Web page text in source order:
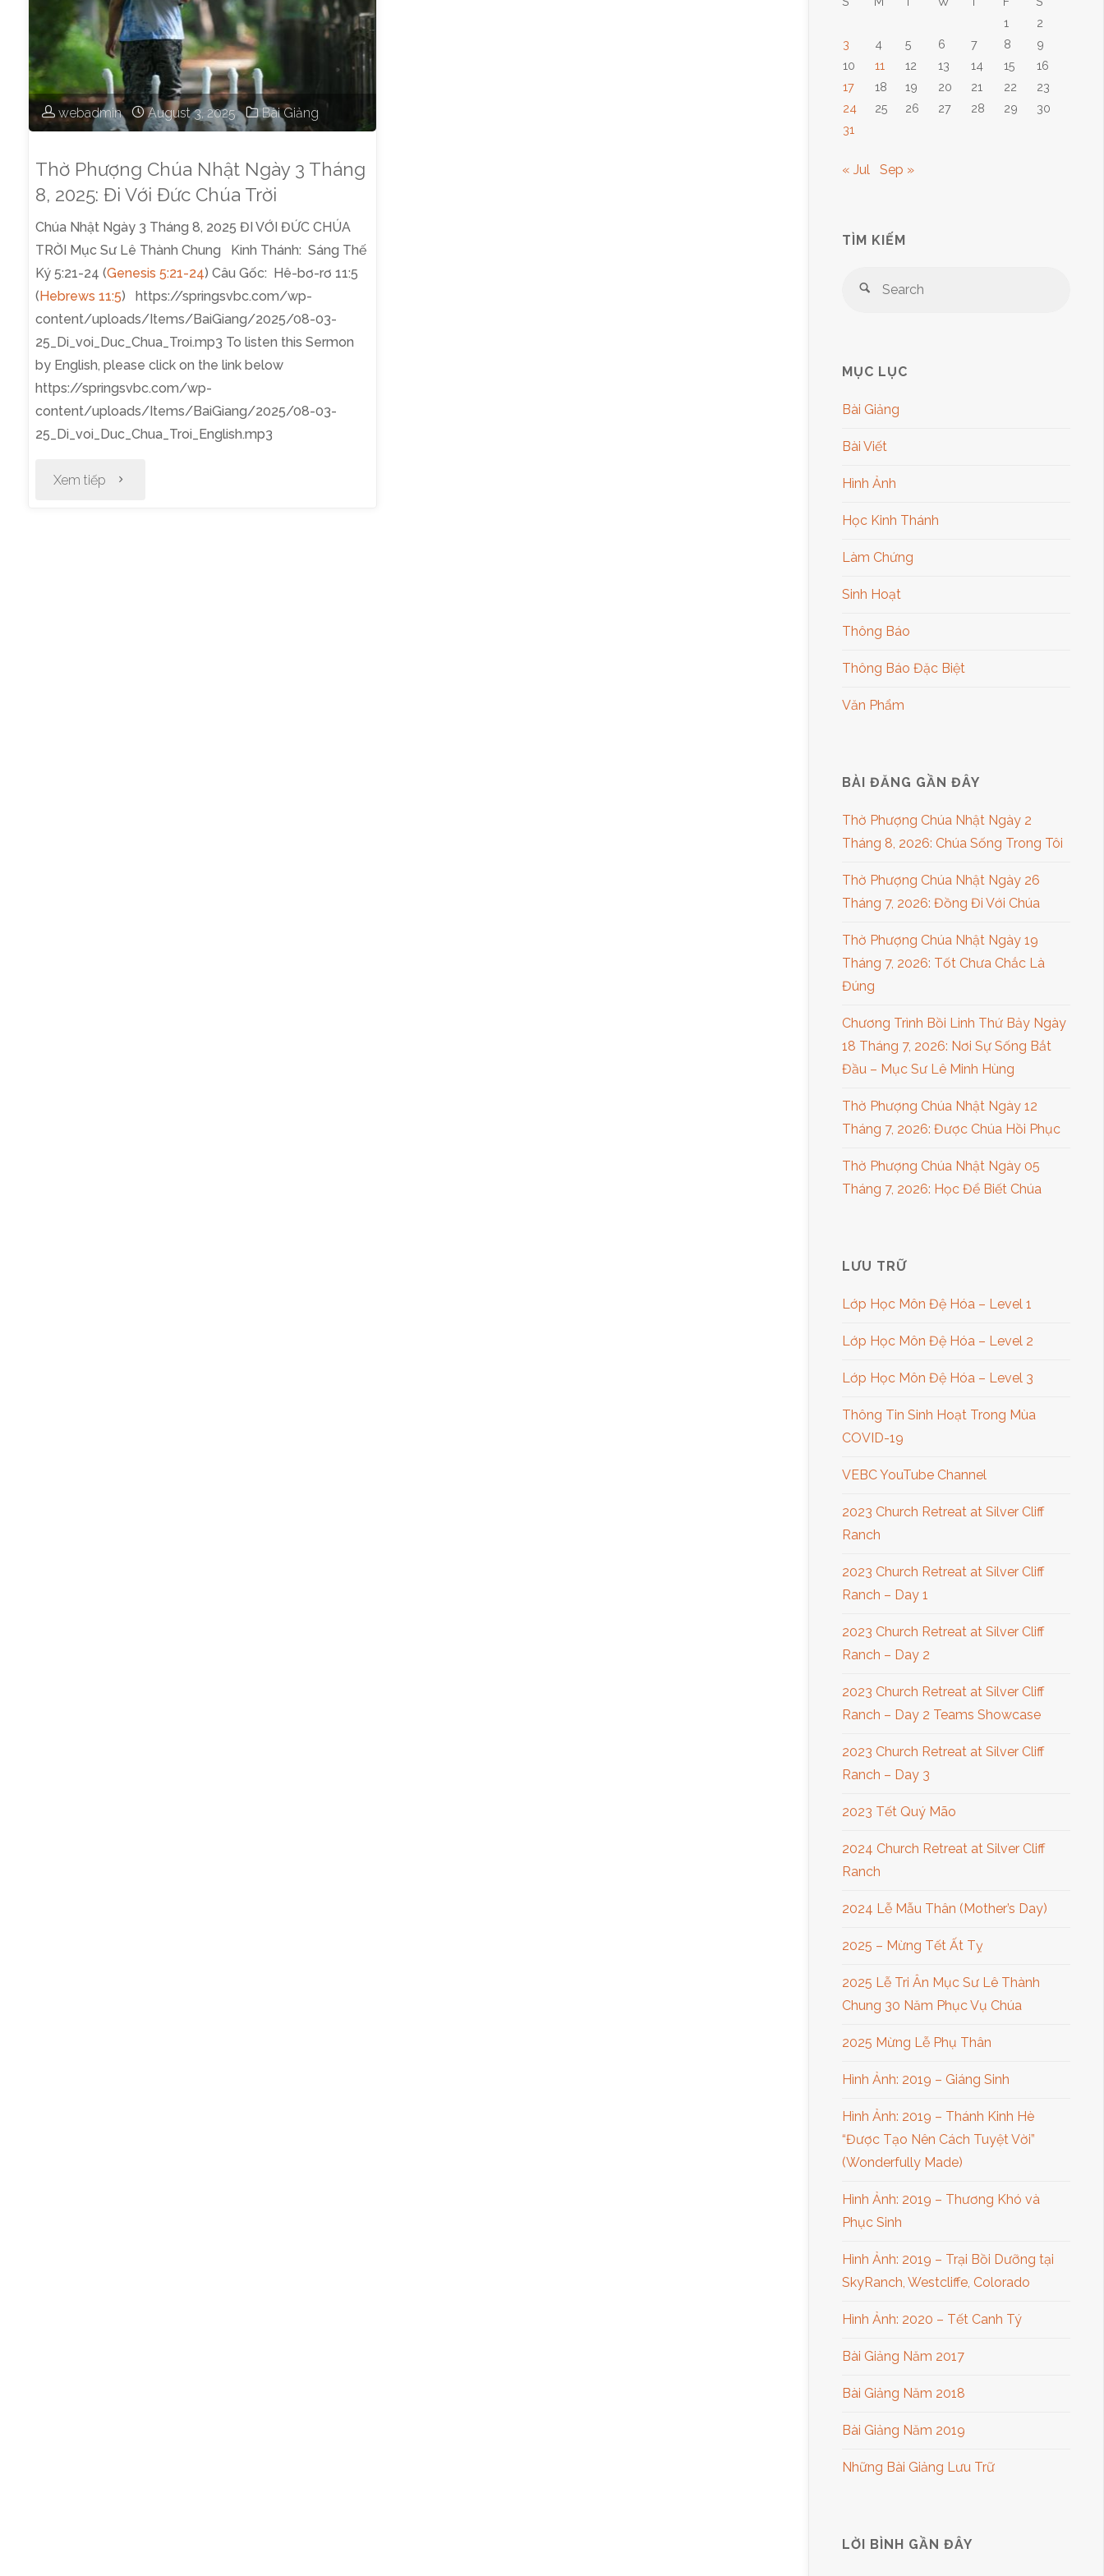
webadmin August 3, 2025 Bài Giảng
Thờ Phượng Chúa Nhật Ngày 3 Tháng
8, 2025: Đi Với Đức Chúa Trời
Chúa Nhật Ngày 3 Tháng 8, 2025 ĐI VỚI ĐỨC CHÚA
TRỜI Mục Sư Lê Thành Chung Kinh Thánh: Sáng Thế
Ký 5:21-24 (Genesis 5:21-24) Câu Gốc: Hê-bơ-rơ 11:5
( Hebrews 11:5) https://springsvbc.com/wp-
content/uploads/Items/BaiGiang/2025/08-03-
25_Di_voi_Duc_Chua_Troi.mp3 To listen this Sermon
by English, please click on the link below
https://springsvbc.com/wp-
content/uploads/Items/BaiGiang/2025/08-03-
25_Di_voi_Duc_Chua_Troi_English.mp3
Xem tiếp "Thờ
1
2
3
4 5 6 7 8
9
10
11 12 13 14 15
16
17
18 19 20 21 22
23
24
25 26 27 28 29
30
31
« Jul Sep »
TÌM KIẾM
Search
MỤC LỤC
Bài Giảng
Bài Viết
Hình Ảnh
Học Kinh Thánh
Làm Chứng
Sinh Hoạt
Thông Báo
Thông Báo Đặc Biệt
Văn Phẩm
BÀI ĐĂNG GẦN ĐÂY
Thờ Phượng Chúa Nhật Ngày 2
Tháng 8, 2026: Chúa Sống Trong Tôi
Thờ Phượng Chúa Nhật Ngày 26
Tháng 7, 2026: Đồng Đi Với Chúa
Thờ Phượng Chúa Nhật Ngày 19
Tháng 7, 2026: Tốt Chưa Chắc Là
Đúng
Chương Trình Bồi Linh Thứ Bảy Ngày
18 Tháng 7, 2026: Nơi Sự Sống Bắt
Đầu – Mục Sư Lê Minh Hùng
Thờ Phượng Chúa Nhật Ngày 12
Tháng 7, 2026: Được Chúa Hồi Phục
Thờ Phượng Chúa Nhật Ngày 05
Tháng 7, 2026: Học Để Biết Chúa
LƯU TRỮ
Lớp Học Môn Đệ Hóa – Level 1
Lớp Học Môn Đệ Hóa – Level 2
Lớp Học Môn Đệ Hóa – Level 3
Thông Tin Sinh Hoạt Trong Mùa
COVID-19
VEBC YouTube Channel
2023 Church Retreat at Silver Cliff
Ranch
2023 Church Retreat at Silver Cliff
Ranch – Day 1
2023 Church Retreat at Silver Cliff
Ranch – Day 2
2023 Church Retreat at Silver Cliff
Ranch – Day 2 Teams Showcase
2023 Church Retreat at Silver Cliff
Ranch – Day 3
2023 Tết Quý Mão
2024 Church Retreat at Silver Cliff
Ranch
2024 Lễ Mẫu Thân (Mother’s Day)
2025 – Mừng Tết Ất Tỵ
2025 Lễ Tri Ân Mục Sư Lê Thành
Chung 30 Năm Phục Vụ Chúa
2025 Mừng Lễ Phụ Thân
Hình Ảnh: 2019 – Giáng Sinh
Hình Ảnh: 2019 – Thánh Kinh Hè
“Được Tạo Nên Cách Tuyệt Vời”
(Wonderfully Made)
Hình Ảnh: 2019 – Thương Khó và
Phục Sinh
Hình Ảnh: 2019 – Trại Bồi Dưỡng tại
SkyRanch, Westcliffe, Colorado
Hình Ảnh: 2020 – Tết Canh Tý
Bài Giảng Năm 2017
Bài Giảng Năm 2018
Bài Giảng Năm 2019
Những Bài Giảng Lưu Trữ
LỜI BÌNH GẦN ĐÂY